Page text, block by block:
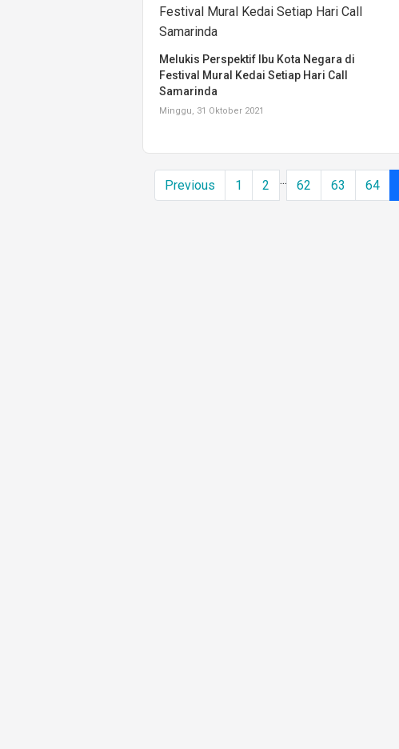
Melukis Perspektif Ibu Kota Negara di
Festival Mural Kedai Setiap Hari Call
Samarinda
Minggu, 31 Oktober 2021
Previous 1 2 ... 62 63 64